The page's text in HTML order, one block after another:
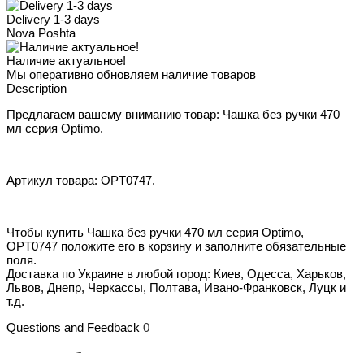
Delivery 1-3 days
Nova Poshta
Наличие актуальное!
Мы оперативно обновляем наличие товаров
Description
Предлагаем вашему вниманию товар: Чашка без ручки 470
мл серия Optimo.
Артикул товара: OPT0747.
Чтобы купить Чашка без ручки 470 мл серия Optimo,
OPT0747 положите его в корзину и заполните обязательные
поля.
Доставка по Украине в любой город: Киев, Одесса, Харьков,
Львов, Днепр, Черкассы, Полтава, Ивано-Франковск, Луцк и
т.д.
Questions and Feedback 0